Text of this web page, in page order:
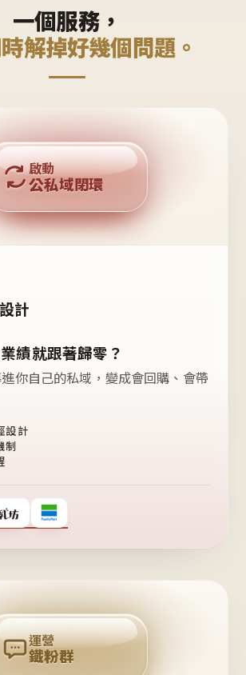
一個服務，
解掉好幾個問題。
公域流量
私域鐵粉
回購複利
啟動
公私域閉環
計
績就跟著歸零？
你自己的私域，變成會回購、會帶
設計
制
❤
粉
回
購
運營
鐵粉群